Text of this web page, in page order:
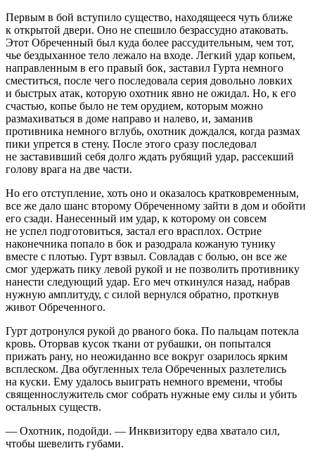
Первым в бой вступило существо, находящееся чуть ближе
к открытой двери. Оно не спешило безрассудно атаковать.
Этот Обреченный был куда более рассудительным, чем тот,
чье бездыханное тело лежало на входе. Легкий удар копьем,
направленным в его правый бок, заставил Гурта немного
сместиться, после чего последовала серия довольно ловких
и быстрых атак, которую охотник явно не ожидал. Но, к его
счастью, копье было не тем орудием, которым можно
размахиваться в доме направо и налево, и, заманив
противника немного вглубь, охотник дождался, когда размах
пики упрется в стену. После этого сразу последовал
не заставивший себя долго ждать рубящий удар, рассекший
голову врага на две части.
Но его отступление, хоть оно и оказалось кратковременным,
все же дало шанс второму Обреченному зайти в дом и обойти
его сзади. Нанесенный им удар, к которому он совсем
не успел подготовиться, застал его врасплох. Острие
наконечника попало в бок и разодрала кожаную тунику
вместе с плотью. Гурт взвыл. Совладав с болью, он все же
смог удержать пику левой рукой и не позволить противнику
нанести следующий удар. Его меч откинулся назад, набрав
нужную амплитуду, с силой вернулся обратно, проткнув
живот Обреченного.
Гурт дотронулся рукой до рваного бока. По пальцам потекла
кровь. Оторвав кусок ткани от рубашки, он попытался
прижать рану, но неожиданно все вокруг озарилось ярким
всплеском. Два обугленных тела Обреченных разлетелись
на куски. Ему удалось выиграть немного времени, чтобы
священнослужитель смог собрать нужные ему силы и убить
остальных существ.
— Охотник, подойди. — Инквизитору едва хватало сил,
чтобы шевелить губами.